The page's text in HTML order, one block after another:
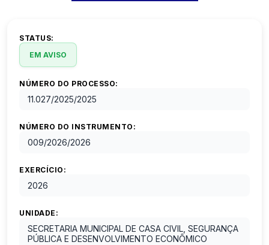
STATUS:
EM AVISO
NÚMERO DO PROCESSO:
11.027/2025/2025
NÚMERO DO INSTRUMENTO:
009/2026/2026
EXERCÍCIO:
2026
UNIDADE:
SECRETARIA MUNICIPAL DE CASA CIVIL, SEGURANÇA
PÚBLICA E DESENVOLVIMENTO ECONÔMICO